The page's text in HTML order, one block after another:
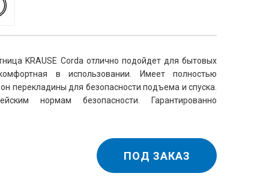
KRAUSE Corda отлично подойдет для бытовых
в использовании. Имеет полностью
перекладины для безопасности подъема и спуска.
нормам безопасности. Гарантированно
ПОД ЗАКАЗ